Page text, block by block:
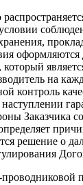
оформляются
который
на
контроль
Заказчика
решение о
проводниковой